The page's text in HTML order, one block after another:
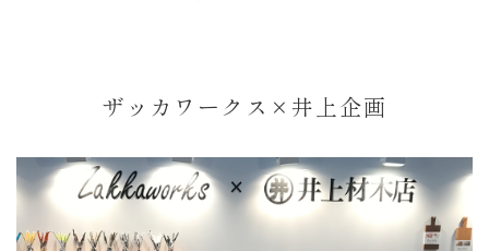
ザッカワークス×井上企画